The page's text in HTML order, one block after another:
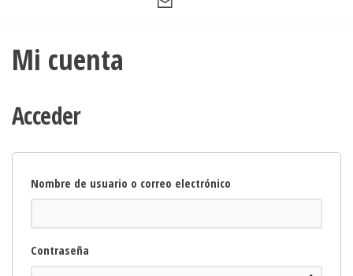
Mi cuenta
Acceder
Nombre de usuario o correo electrónico
Contraseña